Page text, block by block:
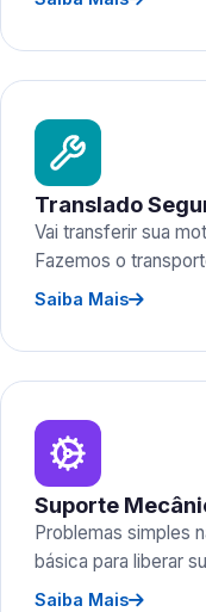
Translado
Vai transferir sua
Fazemos o
Saiba Mais
Suporte
Problemas simples
básica para liberar
Saiba Mais